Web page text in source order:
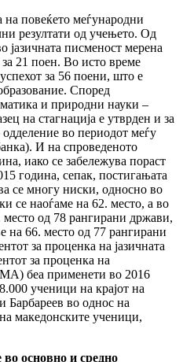
повеќето меѓународни
резултати од учењето. Од
јазичната писменост мерена
21 поен. Во исто време
за 56 поени, што е
Според
и природни науки –
на стагнација е утврден и за
во периодот меѓу
И на спроведеното
иако се забележува пораст
година, сепак, постигањата
се многу ниски, односно во
се наоѓаме на 62. место, а во
од 78 рангирани држави,
на 66. место од 77 рангирани
за проценка на јазичната
за проценка на
беа применети во 2016
ученици на крајот на
Барбареев во однос на
македонските ученици,
основно и средно